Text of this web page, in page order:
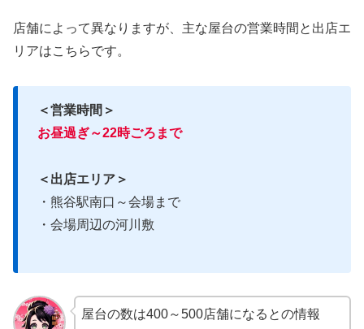
店舗によって異なりますが、主な屋台の営業時間と出店エ
リアはこちらです。
＜営業時間＞
お昼過ぎ～22時ごろまで
＜出店エリア＞
・熊谷駅南口～会場まで
・会場周辺の河川敷
屋台の数は400～500店舗になるとの情報